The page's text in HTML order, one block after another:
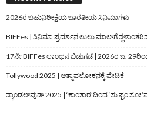
2026ರ ಬಹುನಿರೀಕ್ಷೆಯ ಭಾರತೀಯ ಸಿನಿಮಾಗಳು
BIFFes | ಸಿನಿಮಾ ಪ್ರದರ್ಶನ ಲುಲು ಮಾಲ್‌ಗೆ
17ನೇ BIFFes ಲಾಂಛನ ಬಿಡುಗಡೆ | 2026ರ ಜ.
Tollywood 2025 | ಆತ್ಮಾವಲೋಕನಕ್ಕೆ ವೇದಿಕೆ
ಸ್ಯಾಂಡಲ್‌ವುಡ್‌ 2025 | ‘ಕಾಂತಾರ’ದಿಂದ ‘ಸು ಫ್ರಂ